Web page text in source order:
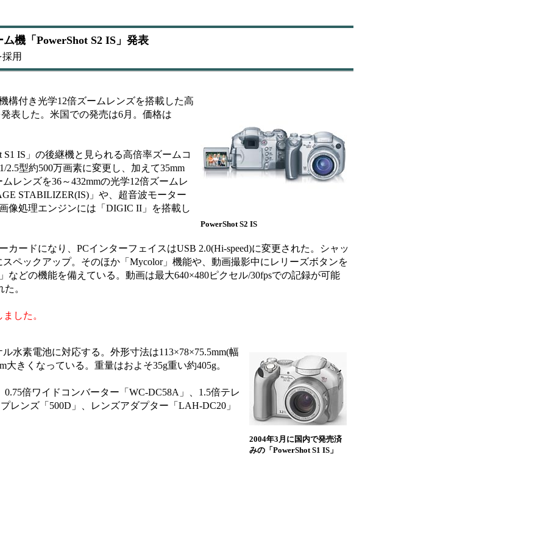
機「PowerShot S2 IS」発表
用
PowerShot S2 IS
付き光学12倍ズームレンズを搭載した高
表した。米国での発売は6月。価格は
IS」の後継機と見られる高倍率ズームコ
2.5型約500万画素に変更し、加えて35mm
レンズを36～432mmの光学12倍ズームレ
STABILIZER(IS)」や、超音波モーター
像処理エンジンには「DIGIC II」を搭載し
ードになり、PCインターフェイスはUSB 2.0(Hi-speed)に変更された。シャッ
スペックアップ。そのほか「Mycolor」機能や、動画撮影中にレリーズボタンを
などの機能を備えている。動画は最大640×480ピクセル/30fpsでの記録が可能
。
した。
2004年3月に国内で発売済
みの「PowerShot S1 IS」
素電池に対応する。外形寸法は113×78×75.5mm(幅
きくなっている。重量はおよそ35g重い約405g。
倍ワイドコンバーター「WC-DC58A」、1.5倍テレ
レンズ「500D」、レンズアダプター「LAH-DC20」